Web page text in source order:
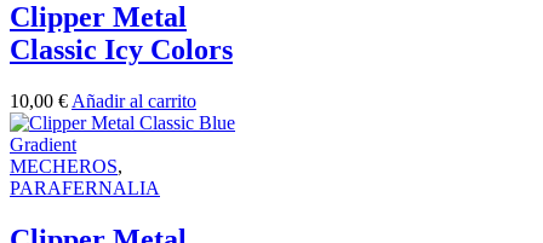
Clipper Metal
Classic Icy Colors
10,00 € Añadir al carrito
MECHEROS,
PARAFERNALIA